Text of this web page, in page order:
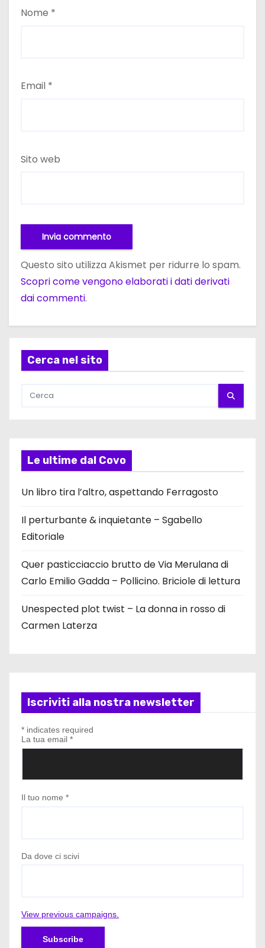
Nome *
Email *
Sito web
Questo sito utilizza Akismet per ridurre lo spam.
Scopri come vengono elaborati i dati derivati
dai commenti.
Cerca nel sito
Le ultime dal Covo
Un libro tira l’altro, aspettando Ferragosto
Il perturbante & inquietante – Sgabello
Editoriale
Quer pasticciaccio brutto de Via Merulana di
Carlo Emilio Gadda – Pollicino. Briciole di lettura
Unespected plot twist – La donna in rosso di
Carmen Laterza
Iscriviti alla nostra newsletter
* indicates required
La tua email *
Il tuo nome *
Da dove ci scivi
View previous campaigns.